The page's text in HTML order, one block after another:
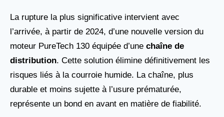
La rupture la plus significative intervient avec
l’arrivée, à partir de 2024, d’une nouvelle version du
moteur PureTech 130 équipée d’une chaîne de
distribution. Cette solution élimine définitivement les
risques liés à la courroie humide. La chaîne, plus
durable et moins sujette à l’usure prématurée,
représente un bond en avant en matière de fiabilité.